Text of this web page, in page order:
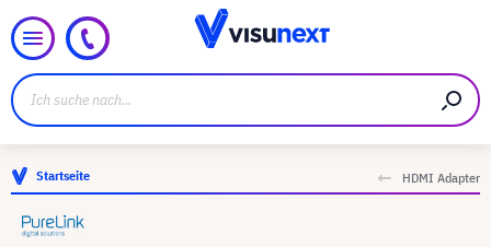
Startseite HDMI Adapter